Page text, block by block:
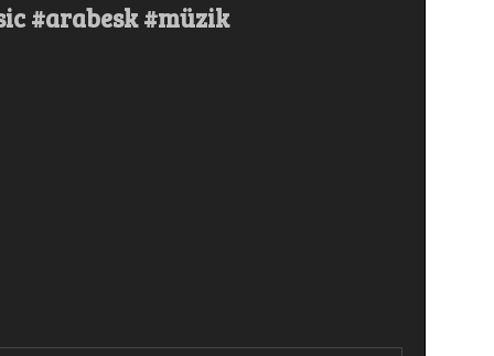
#arabesk #müzik